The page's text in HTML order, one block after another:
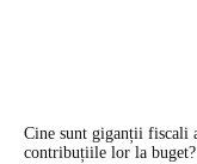
Cine sunt giganții fiscali
contribuțiile lor la buget?